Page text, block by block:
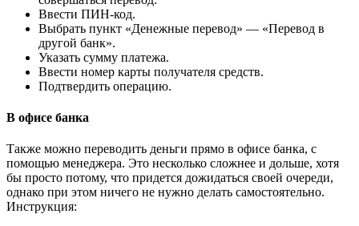
Ввести ПИН-код.
Выбрать пункт «Денежные перевод» — «Перевод в
другой банк».
Указать сумму платежа.
Ввести номер карты получателя средств.
Подтвердить операцию.
В офисе банка
Также можно переводить деньги прямо в офисе банка, с
помощью менеджера. Это несколько сложнее и дольше, хотя
бы просто потому, что придется дожидаться своей очереди,
однако при этом ничего не нужно делать самостоятельно.
Инструкция: